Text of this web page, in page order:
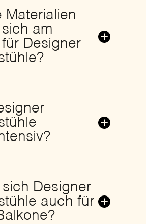
Materialien
am
Designer
sich Designer
auch für